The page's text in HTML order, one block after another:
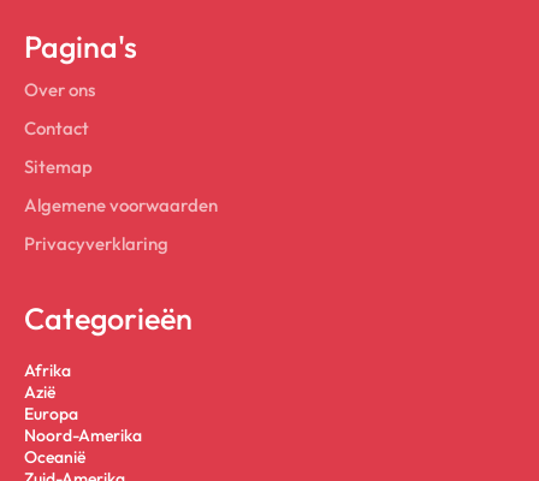
Pagina's
Over ons
Contact
Sitemap
Algemene voorwaarden
Privacyverklaring
Categorieën
Afrika
Azië
Europa
Noord-Amerika
Oceanië